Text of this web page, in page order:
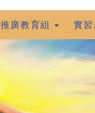
推廣教育組 實